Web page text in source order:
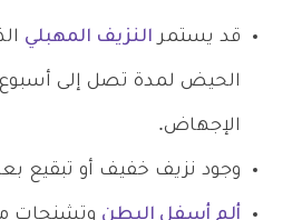
قد يستمر النزيف المهبلي
الحيض لمدة تصل إلى
الإجهاض.
وجود نزيف خفيف أو تبقيع
ألم أسفل البطن وتشنجات